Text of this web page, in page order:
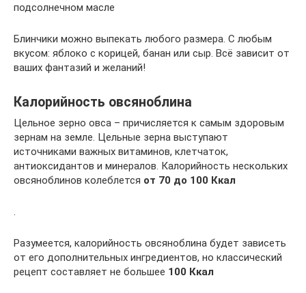
подсолнечном масле
Блинчики можно выпекать любого размера. С любым
вкусом: яблоко с корицей, банан или сыр. Всё зависит от
ваших фантазий и желаний!
Калорийность овсяноблина
Цельное зерно овса – причисляется к самым здоровым
зернам на земле. Цельные зерна выступают
источниками важных витаминов, клетчаток,
антиоксидантов и минералов. Калорийность нескольких
овсяноблинов колеблется от 70 до 100 Ккал
.
Разумеется, калорийность овсяноблина будет зависеть
от его дополнительных ингредиентов, но классический
рецепт составляет не большее 100 Ккал